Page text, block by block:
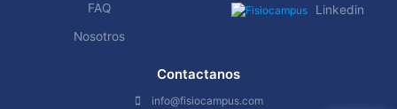
FAQ
Nosotros
Linkedin
Contactanos
info@fisiocampus.com